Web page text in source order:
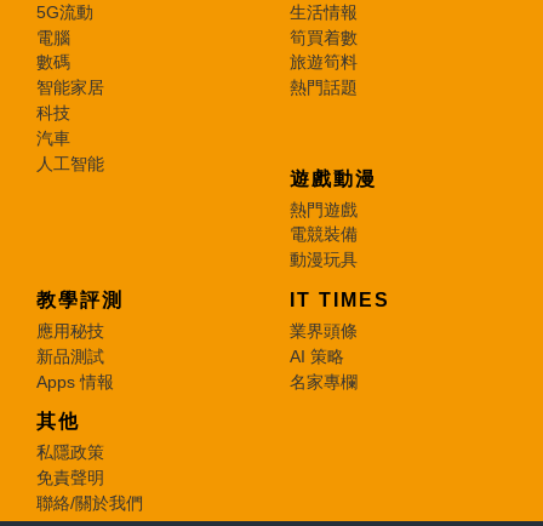
5G流動
電腦
數碼
智能家居
科技
汽車
人工智能
生活情報
筍買着數
旅遊筍料
熱門話題
遊戲動漫
熱門遊戲
電競裝備
動漫玩具
教學評測
應用秘技
新品測試
Apps 情報
IT TIMES
業界頭條
AI 策略
名家專欄
其他
私隱政策
免責聲明
聯絡/關於我們